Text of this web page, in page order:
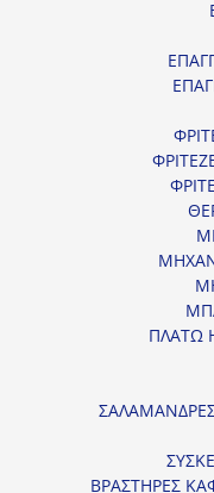
ΠΛΑΤΩ
ΒΡΑΣΤΗΡΕΣ